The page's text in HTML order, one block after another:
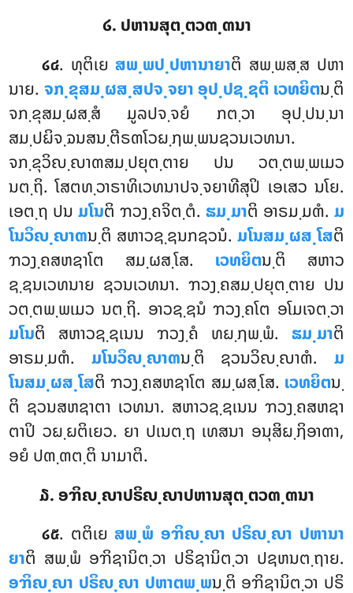
໒. ປຫານສຸຕ຺ຕວຓ຺ຓນາ
໒໔. ທຸຕິເຍສພ຺ພປ຺ປຫານາຍາຕິ ສພ຺ພສ຺ສ ປຫາ
ນາຍ. ຈກ຺ຂຸສມ຺ຜສ຺ສປຈ຺ຈຍາ ອຸປ຺ປຊ຺ຊຕິ ເວທຍິຕນ຺ຕິ
ຈກ຺ຂຸສມ຺ຜສ຺ສໍ ມູລປຈ຺ຈຍໍ ກຕ຺ວາ ອຸປ຺ປນ຺ນາ
ສມ຺ປຏິຈ຺ຉນສນ຺ຕີຣຓໂວຏ຺ຐພ຺ພນຊວນເວທນາ.
ຈກ຺ຂຸວິຎ຺ຎາຓສມ຺ປຍຸຕ຺ຕາຍ ປນ ວຕ຺ຕພ຺ພເມວ
ນຕ຺ຖິ. ໂສຕທ຺ວາຣາທິເວທນາປຈ຺ຈຍາທີສຸປິ ເອເສວ ນໂຍ.
ເອຕ຺ຖ ປນມໂນຕິ ຠວງ຺ຄຈິຕ຺ຕໍ. ຘມ຺ມາຕິ ອາຣມ຺ມຓໍ. ມ
ໂນວິຎ຺ຎາຓນ຺ຕິ ສຫາວຊ຺ຊນກຊວນໍ. ມໂນສມ຺ຜສ຺ໂສຕິ
ຠວງ຺ຄສຫຊາໂຕ ສມ຺ຜສ຺ໂສ. ເວທຍິຕນ຺ຕິ ສຫາວ
ຊ຺ຊນເວທນາຍ ຊວນເວທນາ. ຠວງ຺ຄສມ຺ປຍຸຕ຺ຕາຍ ປນ
ວຕ຺ຕພ຺ພເມວ ນຕ຺ຖິ. ອາວຊ຺ຊນໍ ຠວງ຺ຄໂຕ ອໂມເຈຕ຺ວາ
ມໂນຕິ ສຫາວຊ຺ຊເນນ ຠວງ຺ຄໍ ທຏ຺ຐພ຺ພໍ. ຘມ຺ມາຕິ
ອາຣມ຺ມຓໍ. ມໂນວິຎ຺ຎາຓນ຺ຕິ ຊວນວິຎ຺ຎາຓໍ. ມ
ໂນສມ຺ຜສ຺ໂສຕິ ຠວງ຺ຄສຫຊາໂຕ ສມ຺ຜສ຺ໂສ. ເວທຍິຕນ຺
ຕິ ຊວນສຫຊາຕາ ເວທນາ. ສຫາວຊ຺ຊເນນ ຠວງ຺ຄສຫຊາ
ຕາປິ ວຏ຺ຏຕິເຍວ. ຍາ ປເນຕ຺ຖ ເທສນາ ອນຸສິຏ຺ຐິອາຓາ,
ອຍໍ ປຓ຺ຓຕ຺ຕິ ນາມາຕິ.
໓. ອຠິຎ຺ຎາປຣິຎ຺ຎາປຫານສຸຕ຺ຕວຓ຺ຓນາ
໒໕. ຕຕິເຍສພ຺ພໍ ອຠິຎ຺ຎາ ປຣິຎ຺ຎາ ປຫານາ
ຍາຕິ ສພ຺ພໍ ອຠິຊານິຕ຺ວາ ປຣິຊານິຕ຺ວາ ປຊຫນຕ຺ຖາຍ.
ອຠິຎ຺ຎາ ປຣິຎ຺ຎາ ປຫາຕພ຺ພນ຺ຕິ ອຠິຊານິຕ຺ວາ ປຣິ